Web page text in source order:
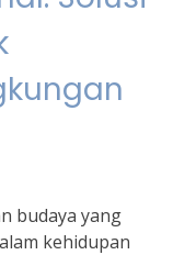
budaya yang
kehidupan